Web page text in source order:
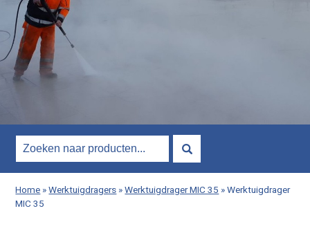
Home»Werktuigdragers»Werktuigdrager MIC 35»Werktuigdrager
MIC 35